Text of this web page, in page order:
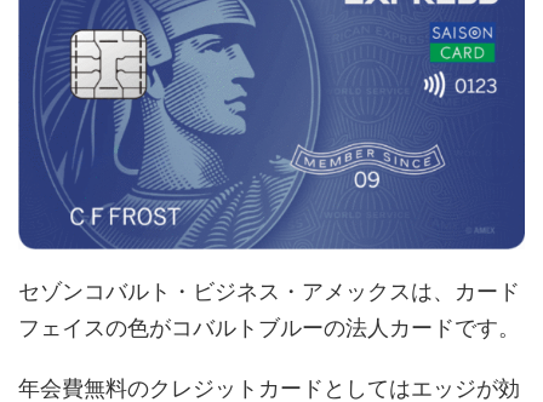
セゾンコバルト・ビジネス・アメックスは、カード
フェイスの色がコバルトブルーの法人カードです。
年会費無料のクレジットカードとしてはエッジが効